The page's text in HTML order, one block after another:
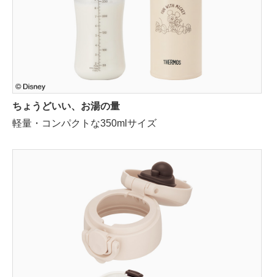
ちょうどいい、お湯の量
軽量・コンパクトな350mlサイズ